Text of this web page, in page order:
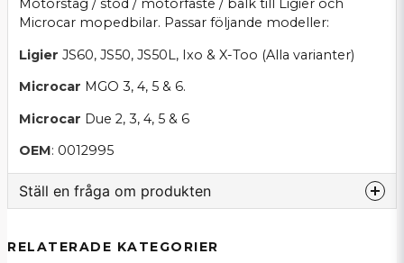
Motorstag / stöd / motorfäste / balk till Ligier och
Microcar mopedbilar. Passar följande modeller:
Ligier JS60, JS50, JS50L, Ixo & X-Too (Alla varianter)
Microcar MGO 3, 4, 5 & 6.
Microcar Due 2, 3, 4, 5 & 6
OEM: 0012995
Ställ en fråga om produkten
Fråga oss om denna produkt...
RELATERADE KATEGORIER